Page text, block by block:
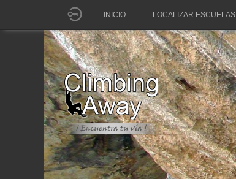
INICIO LOCALIZAR ESCUELAS